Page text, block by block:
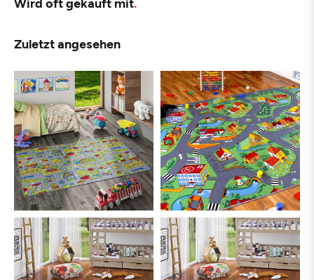
Zuletzt angesehen